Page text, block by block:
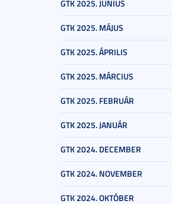
GTK 2025. JÚNIUS
GTK 2025. MÁJUS
GTK 2025. ÁPRILIS
GTK 2025. MÁRCIUS
GTK 2025. FEBRUÁR
GTK 2025. JANUÁR
GTK 2024. DECEMBER
GTK 2024. NOVEMBER
GTK 2024. OKTÓBER